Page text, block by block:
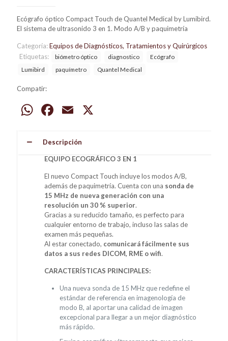
Ecógrafo óptico Compact Touch de Quantel Medical by Lumibird.
El sistema de ultrasonido 3 en 1. Modo A/B y paquimetría
Categoría:Equipos de Diagnósticos, Tratamientos y Quirúrgicos
Etiquetas:
biómetro óptico diagnostico
Ecógrafo
Lumibird
paquímetro Quantel Medical
Compatir:
WhatsApp
Facebook
Email
Descripción
EQUIPO ECOGRÁFICO 3 EN 1
El nuevo Compact Touch incluye los modos A/B,
además de paquimetría. Cuenta con una sonda de
15 MHz de nueva generación con una
resolución un 30 % superior.
Gracias a su reducido tamaño, es perfecto para
cualquier entorno de trabajo, incluso las salas de
examen más pequeñas.
Al estar conectado, comunicará fácilmente sus
datos a sus redes DICOM, RME o wifi.
CARACTERÍSTICAS PRINCIPALES:
Una nueva sonda de 15 MHz que redefine el
estándar de referencia en imagenología de
modo B, al aportar una calidad de imagen
excepcional para llegar a un mejor diagnóstico
más rápido.